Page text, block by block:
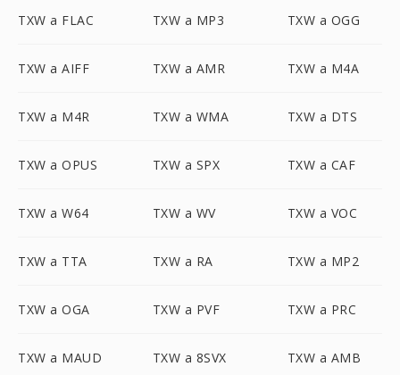
TXW a FLAC TXW a MP3 TXW a OGG
TXW a AIFF TXW a AMR TXW a M4A
TXW a M4R TXW a WMA TXW a DTS
TXW a OPUS TXW a SPX TXW a CAF
TXW a W64 TXW a WV TXW a VOC
TXW a TTA TXW a RA TXW a MP2
TXW a OGA TXW a PVF TXW a PRC
TXW a MAUD TXW a 8SVX TXW a AMB